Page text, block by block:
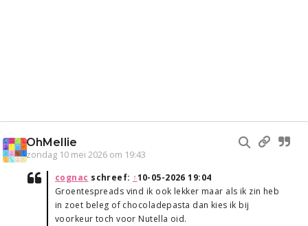
OhMellie
zondag 10 mei 2026 om 19:43
cognac schreef: ↑10-05-2026 19:04
Groentespreads vind ik ook lekker maar als ik zin heb
in zoet beleg of chocoladepasta dan kies ik bij
voorkeur toch voor Nutella oid.